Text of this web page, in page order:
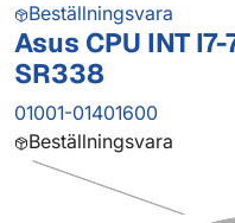
Beställningsvara
Asus CPU INT
SR338
01001-01401600
Beställningsvara